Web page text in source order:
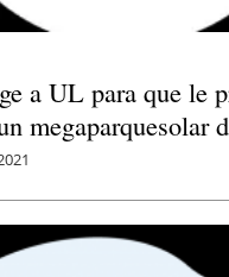
a UL para que le
megaparquesolar